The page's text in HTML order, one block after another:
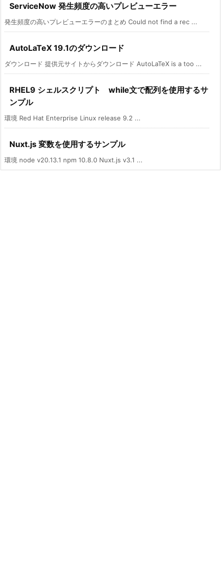
ServiceNow 発生頻度の高いプレビューエラー
発生頻度の高いプレビューエラーのまとめ Could not find a rec ...
AutoLaTeX 19.1のダウンロード
ダウンロード 提供元サイトからダウンロード AutoLaTeX is a too ...
RHEL9 シェルスクリプト while文で配列を使用するサ
ンプル
環境 Red Hat Enterprise Linux release 9.2 ...
Nuxt.js 変数を使用するサンプル
環境 node v20.13.1 npm 10.8.0 Nuxt.js v3.1 ...